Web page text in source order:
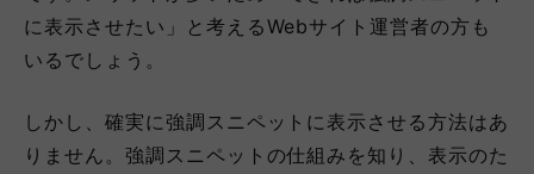
に表示させたい」と考えるWebサイト運営者の方も
いるでしょう。
しかし、確実に強調スニペットに表示させる方法はあ
りません。強調スニペットの仕組みを知り、表示のた